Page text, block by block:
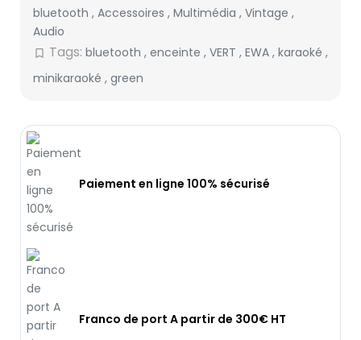
bluetooth , Accessoires , Multimédia , Vintage ,
Audio
bookmark_border Tags: bluetooth , enceinte , VERT , EWA , karaoké ,
minikaraoké , green
Paiement en ligne 100% sécurisé
Franco de port A partir de 300€ HT